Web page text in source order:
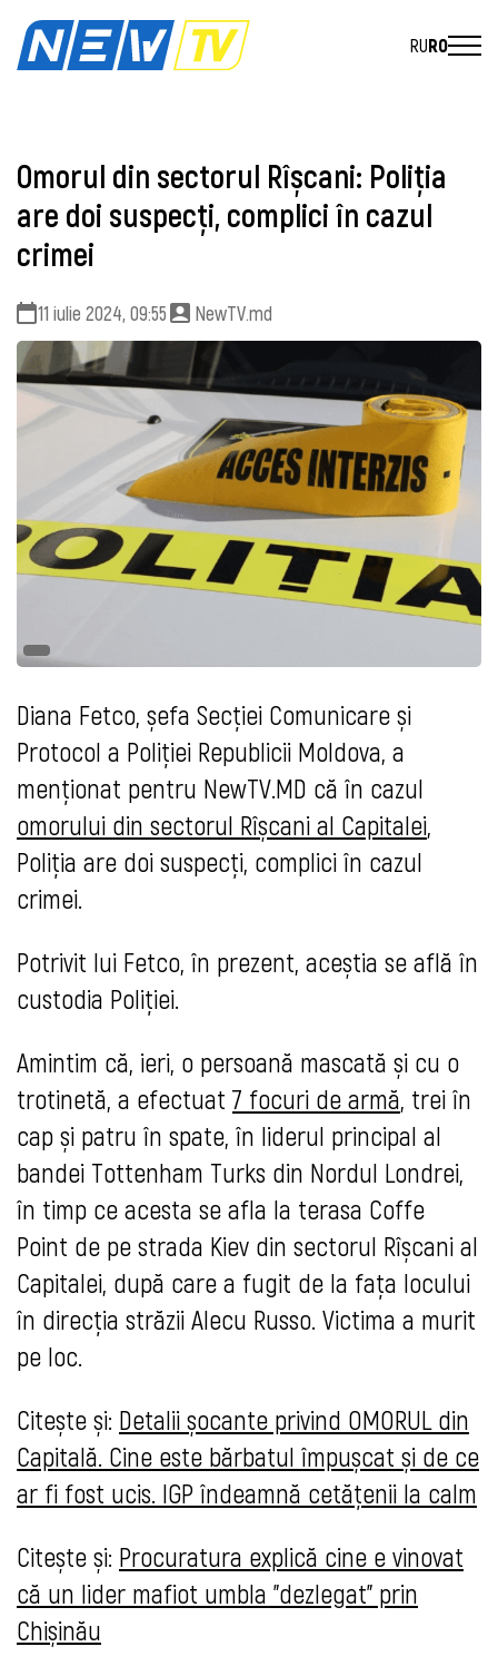
RURO
Omorul din sectorul Rîșcani: Poliția
are doi suspecți, complici în cazul
crimei
11 iulie 2024, 09:55 NewTV.md
Diana Fetco, șefa Secției Comunicare și
Protocol a Poliției Republicii Moldova, a
menționat pentru NewTV.MD că în cazul
omorului din sectorul Rîșcani al Capitalei,
Poliția are doi suspecți, complici în cazul
crimei.
Potrivit lui Fetco, în prezent, aceștia se află în
custodia Poliției.
Amintim că, ieri, o persoană mascată și cu o
trotinetă, a efectuat 7 focuri de armă, trei în
cap și patru în spate, în liderul principal al
bandei Tottenham Turks din Nordul Londrei,
în timp ce acesta se afla la terasa Coffe
Point de pe strada Kiev din sectorul Rîșcani al
Capitalei, după care a fugit de la fața locului
în direcția străzii Alecu Russo. Victima a murit
pe loc.
Citește și: Detalii șocante privind OMORUL din
Capitală. Cine este bărbatul împușcat și de ce
ar fi fost ucis. IGP îndeamnă cetățenii la calm
Citește și: Procuratura explică cine e vinovat
că un lider mafiot umbla ”dezlegat” prin
Chișinău